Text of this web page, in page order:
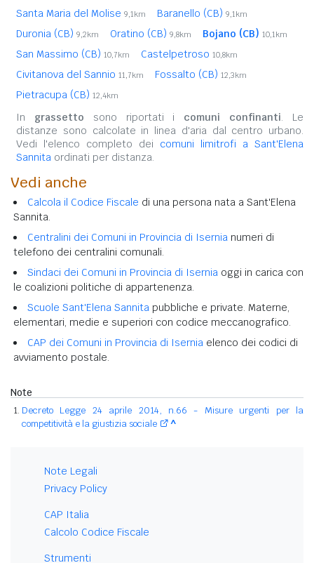
Santa Maria del Molise 9,1km Baranello (CB) 9,1km
Duronia (CB) 9,2km Oratino (CB) 9,8km Bojano (CB) 10,1km
San Massimo (CB) 10,7km Castelpetroso 10,8km
Civitanova del Sannio 11,7km Fossalto (CB) 12,3km
Pietracupa (CB) 12,4km
In grassetto sono riportati i comuni confinanti. Le
distanze sono calcolate in linea d'aria dal centro urbano.
Vedi l'elenco completo dei comuni limitrofi a Sant'Elena
Sannita ordinati per distanza.
Vedi anche
Calcola il Codice Fiscale di una persona nata a Sant'Elena
Sannita.
Centralini dei Comuni in Provincia di Isernia numeri di
telefono dei centralini comunali.
Sindaci dei Comuni in Provincia di Isernia oggi in carica con
le coalizioni politiche di appartenenza.
Scuole Sant'Elena Sannita pubbliche e private. Materne,
elementari, medie e superiori con codice meccanografico.
CAP dei Comuni in Provincia di Isernia elenco dei codici di
avviamento postale.
Note
Decreto Legge 24 aprile 2014, n.66 - Misure urgenti per la
competitività e la giustizia sociale
^
Note Legali
Privacy Policy
CAP Italia
Calcolo Codice Fiscale
Strumenti